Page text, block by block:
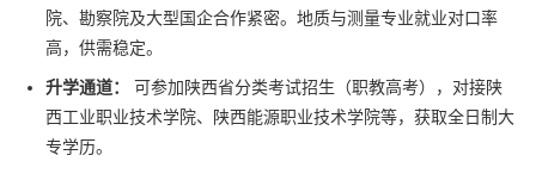
院、勘察院及大型国企合作紧密。地质与测量专业就业对口率
高，供需稳定。
升学通道：
可参加陕西省分类考试招生（职教高考），对接陕
西工业职业技术学院、陕西能源职业技术学院等，获取全日制大
专学历。